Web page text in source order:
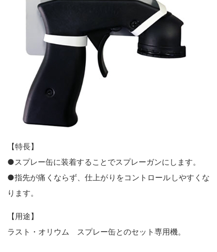
よくある質問
Q&A集
用語集
お問い合わせ
SDGsについて SDGs
SDGsへの取り組み
活動内容
SDSお問い合わせ
個人情報について
【特長】
●スプレー缶に装着することでスプレーガンにします。
●指先が痛くならず、仕上がりをコントロールしやすくな
ります。
【用途】
ラスト・オリウム スプレー缶とのセット専用機。
鉄部
アルミ
家具・電化製品
木部
鉄部
ホビー・工作
その他
コンクリート壁・リシン壁・サイディング壁・ブロック塀
コンクリート基礎
門扉・手すり・ドア・雨戸
木部
鉄部
アルミ
床・ベランダ・屋上
コンクリート床・アスファルト
ガーデン
素焼鉢
プラスチック製品
木製品
トタン屋根
かわら屋根
コンクリート床・ アスファルト
外壁・塀
ガーデン木部
木部ステイン・ニス・ ワックス
スプレー
ホビー・工作
うすめ液
下地処理・塗装関連・ その他
ラスト・オリウム
WOOD LOVE
STYLE
ペンキュア
ローズガーデン カラーズ